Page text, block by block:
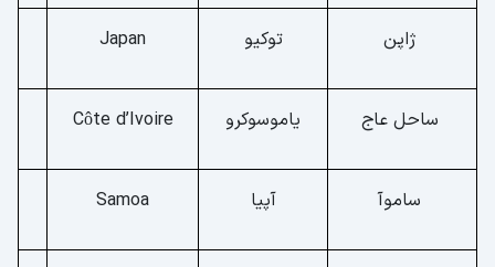
ژاپن توکیو Japan
ساحل عاج یاموسوکرو Côte d’Ivoire
ساموآ آپیا Samoa